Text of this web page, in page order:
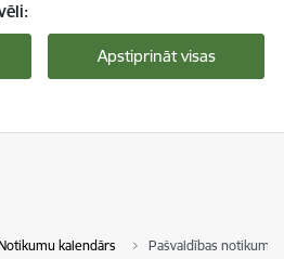
Apstiprināt visas
kalendārs Pašvaldības notikumi